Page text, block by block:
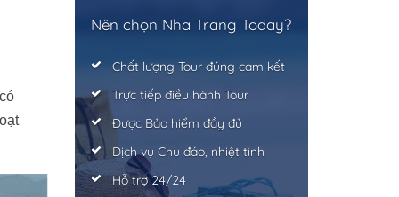
Nên chọn Nha Trang Today?
Chất lượng Tour đúng cam kết
Trực tiếp điều hành Tour
Được Bảo hiểm đầy đủ
Dịch vụ Chu đáo, nhiệt tình
Hỗ trợ 24/24